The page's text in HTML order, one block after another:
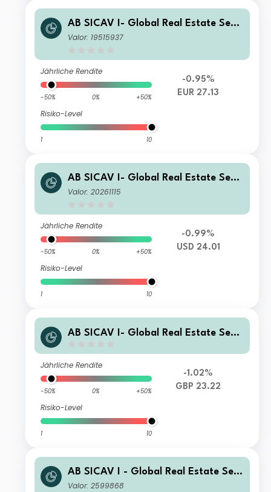
AB SICAV I- Global Real Estate Secu
rities Portfolio S1 EUR Acc
Valor: 19515937
Jährliche Rendite
-50% 0% +50%
Risiko-Level
1 10
-0.95%
EUR 27.13
AB SICAV I- Global Real Estate Secu
rities Portfolio C USD Acc
Valor: 20261115
Jährliche Rendite
-50% 0% +50%
Risiko-Level
1 10
-0.99%
USD 24.01
AB SICAV I- Global Real Estate Secu
Jährliche Rendite
-50% 0% +50%
Risiko-Level
1 10
-1.02%
GBP 23.22
AB SICAV I - Global Real Estate Sec
urities Portfolio I EUR Acc
Valor: 2599868